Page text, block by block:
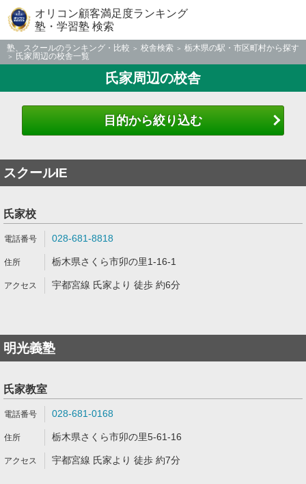
オリコン顧客満足度ランキング
塾・学習塾 検索
塾、スクールのランキング・比較 校舎検索
栃木県の駅・市区町村から探す
氏家周辺の校舎一覧
氏家周辺の校舎
目的から絞り込む
スクールIE
氏家校
028-681-8818
栃木県さくら市卯の里1-16-1
宇都宮線 氏家より 徒歩 約6分
明光義塾
氏家教室
028-681-0168
栃木県さくら市卯の里5-61-16
宇都宮線 氏家より 徒歩 約7分